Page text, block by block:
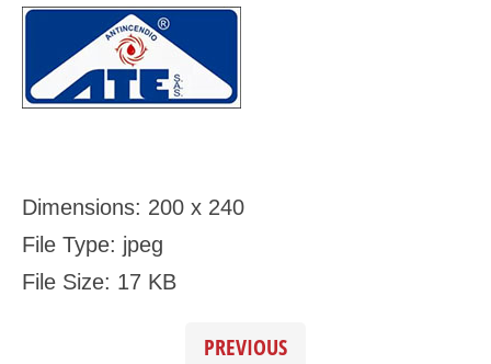
Dimensions: 200 x 240
File Type: jpeg
File Size: 17 KB
PREVIOUS